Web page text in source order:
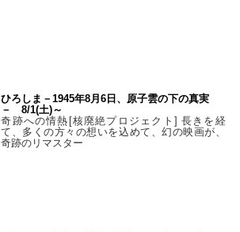
ひろしま－1945年8月6日、原子雲の下の真実
－ 8/1(土)～
奇跡への情熱[核廃絶プロジェクト] 長きを経
て、多くの方々の想いを込めて、幻の映画が、
奇跡のリマスター